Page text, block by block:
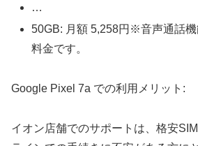
…
50GB: 月額 5,258円※音声通話
料金です。
Google Pixel 7a での利用メリット:
イオン店舗でのサポートは、格安